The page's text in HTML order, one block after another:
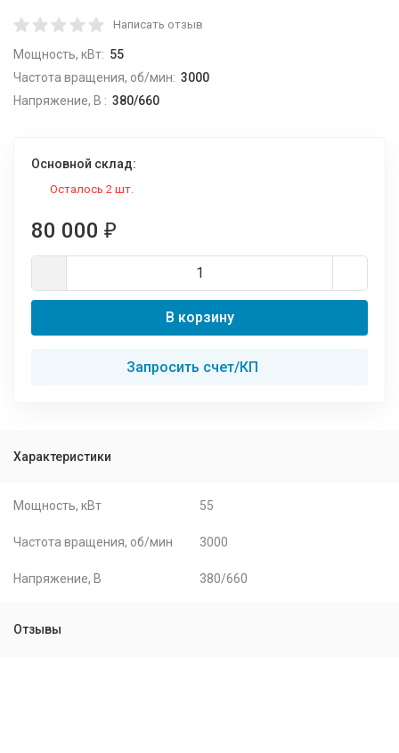
Написать отзыв
Мощность, кВт: 55
Частота вращения, об/мин: 3000
Напряжение, В : 380/660
Основной склад:
Осталось 2 шт.
80 000 ₽
В корзину
Запросить счет/КП
Характеристики
Мощность, кВт 55
Частота вращения, об/мин 3000
Напряжение, В 380/660
Отзывы